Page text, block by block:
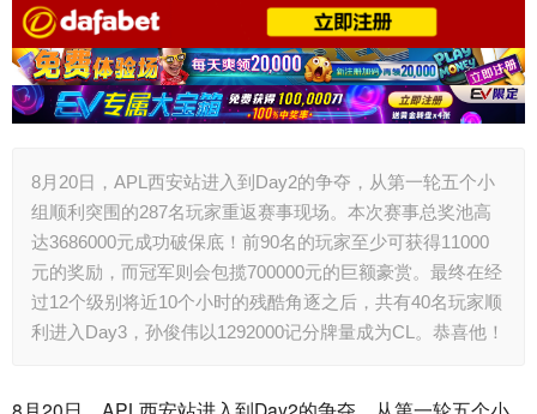
8月20日，APL西安站进入到Day2的争夺，从第一轮五个小
组顺利突围的287名玩家重返赛事现场。本次赛事总奖池高
达3686000元成功破保底！前90名的玩家至少可获得11000
元的奖励，而冠军则会包揽700000元的巨额豪赏。最终在经
过12个级别将近10个小时的残酷角逐之后，共有40名玩家顺
利进入Day3，孙俊伟以1292000记分牌量成为CL。恭喜他！